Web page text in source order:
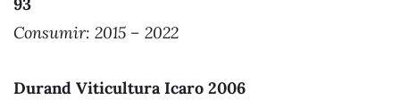
93
Consumir: 2015 – 2022
Durand Viticultura Icaro 2006